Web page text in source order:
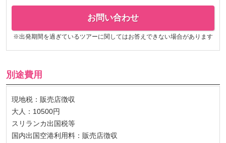
お問い合わせ
※出発期間を過ぎているツアーに関してはお答えできない場合があります
別途費用
現地税：販売店徴収
大人：10500円
スリランカ出国税等
国内出国空港利用料：販売店徴収